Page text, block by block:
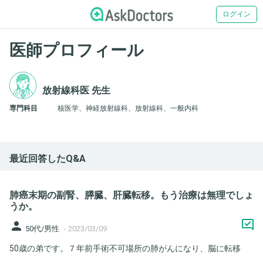
ログイン
医師プロフィール
放射線科医 先生
専門科目 核医学、神経放射線科、放射線科、一般内科
最近回答したQ&A
肺癌末期の副腎、膵臓、肝臓転移。もう治療は無理でしょ
うか。
person 50代/男性 - 2023/03/09
50歳の弟です。７年前手術不可場所の肺がんになり、脳に転移